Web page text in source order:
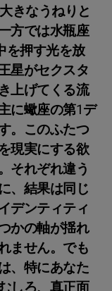
きなうねりと
方では水瓶座
を押す光を放
星がセクスタ
上げてくる流
に蠍座の第1デ
。このふたつ
現実にする欲
それぞれ違う
、結果は同じ
デンティティ
かの軸が揺れ
ません。でも
、特にあなた